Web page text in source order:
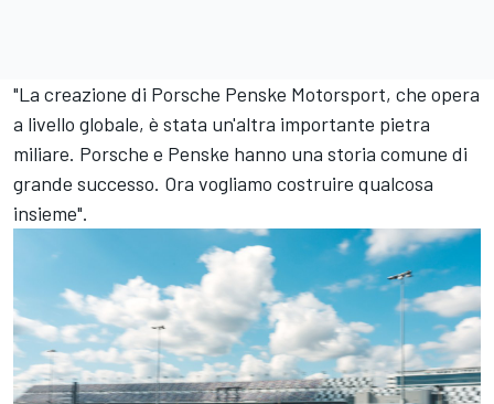
"La creazione di Porsche Penske Motorsport, che opera
a livello globale, è stata un'altra importante pietra
miliare. Porsche e Penske hanno una storia comune di
grande successo. Ora vogliamo costruire qualcosa
insieme".